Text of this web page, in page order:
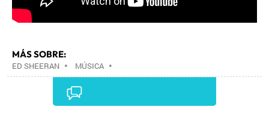
MÁS SOBRE:
ED SHEERAN • MÚSICA •